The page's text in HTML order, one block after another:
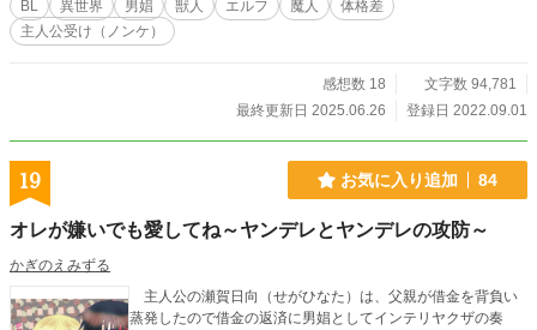
BL 異世界 男娼 獣人 エルフ 魔人
体格差
主人公受け（ノンケ）
感想数 18
文字数 94,781
最終更新日 2025.06.26
登録日 2022.09.01
19 お気に入り追加 84
オレが嫌いでも愛してね～ヤンデレとヤンデレの攻防～
かぎのえみずる
主人公の瀬賀日向（せがひなた）は、父親が借金を背負い
蒸発したので借金の返済に男娼としてインテリヤクザの奏